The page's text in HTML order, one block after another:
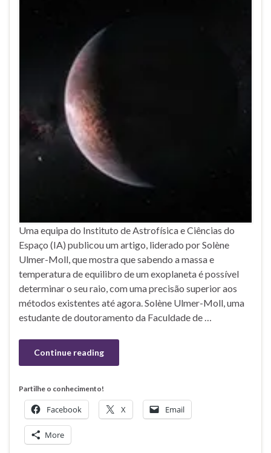
Uma equipa do Instituto de Astrofísica e Ciências do
Espaço (IA) publicou um artigo, liderado por Solène
Ulmer-Moll, que mostra que sabendo a massa e
temperatura de equilibro de um exoplaneta é possível
determinar o seu raio, com uma precisão superior aos
métodos existentes até agora. Solène Ulmer-Moll, uma
estudante de doutoramento da Faculdade de …
Continue reading
Partilhe o conhecimento!
Facebook X Email
More